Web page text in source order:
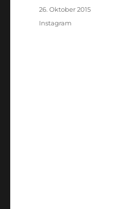
Veröffentlicht
26. Oktober 2015
Kategorien
Instagram